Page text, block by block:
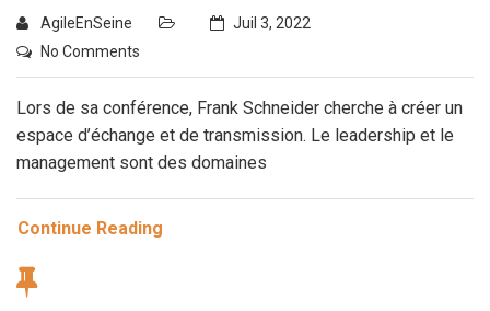
AgileEnSeine
Juil 3, 2022
No Comments
Lors de sa conférence, Frank Schneider cherche à créer un
espace d’échange et de transmission. Le leadership et le
management sont des domaines
Continue Reading